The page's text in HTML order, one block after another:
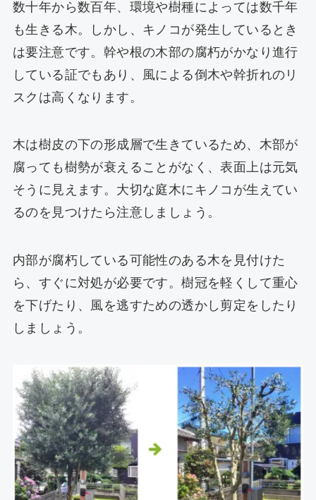
数十年から数百年、環境や樹種によっては数千年
も生きる木。しかし、キノコが発生しているとき
は要注意です。幹や根の木部の腐朽がかなり進行
している証でもあり、風による倒木や幹折れのリ
スクは高くなります。
木は樹皮の下の形成層で生きているため、木部が
腐っても樹勢が衰えることがなく、表面上は元気
そうに見えます。大切な庭木にキノコが生えてい
るのを見つけたら注意しましょう。
内部が腐朽している可能性のある木を見付けた
ら、すぐに対処が必要です。樹冠を軽くして重心
を下げたり、風を逃すための透かし剪定をしたり
しましょう。